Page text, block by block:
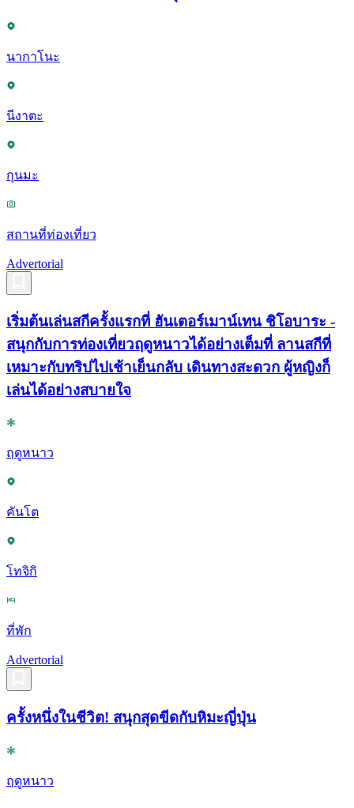
นากาโนะ
นีงาตะ
กุนมะ
สถานที่ท่องเที่ยว
Advertorial
เริ่มต้นเล่นสกีครั้งแรกที่ ฮันเตอร์เมาน์เทน ชิโอบาระ -
สนุกกับการท่องเที่ยวฤดูหนาวได้อย่างเต็มที่ ลานสกีที่
เหมาะกับทริปไปเช้าเย็นกลับ เดินทางสะดวก ผู้หญิงก็
เล่นได้อย่างสบายใจ
ฤดูหนาว
คันโต
โทจิกิ
ที่พัก
Advertorial
ครั้งหนึ่งในชีวิต! สนุกสุดขีดกับหิมะญี่ปุ่น
ฤดูหนาว